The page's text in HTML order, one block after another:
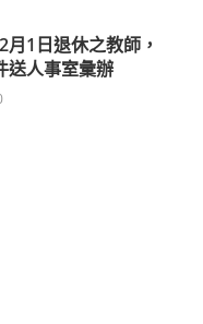
月1日退休之教師，
送人事室彙辦